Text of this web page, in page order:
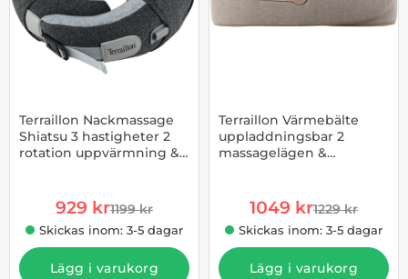
Terraillon Nackmassage
Shiatsu 3 hastigheter 2
rotation uppvärmning &
rea pris
929 krtidigare pris
1199 kr
Skickas inom: 3-5 dagar
Lägg i varukorg
Terraillon Värmebälte
uppladdningsbar 2
massagelägen &
rea pris
1049 krtidigare pris
1229 kr
Skickas inom: 3-5 dagar
Lägg i varukorg